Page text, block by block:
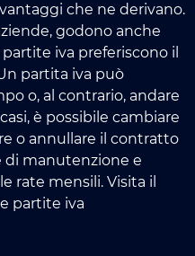
che ne derivano.
godono anche
iva preferiscono il
partita iva può
o, al contrario, andare
è possibile cambiare
o annullare il contratto
di manutenzione e
rate mensili. Visita il
partite iva